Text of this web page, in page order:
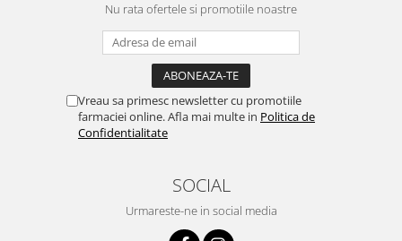
Nu rata ofertele si promotiile noastre
Vreau sa primesc newsletter cu promotiile
farmaciei online. Afla mai multe in Politica de
Confidentialitate
SOCIAL
Urmareste-ne in social media